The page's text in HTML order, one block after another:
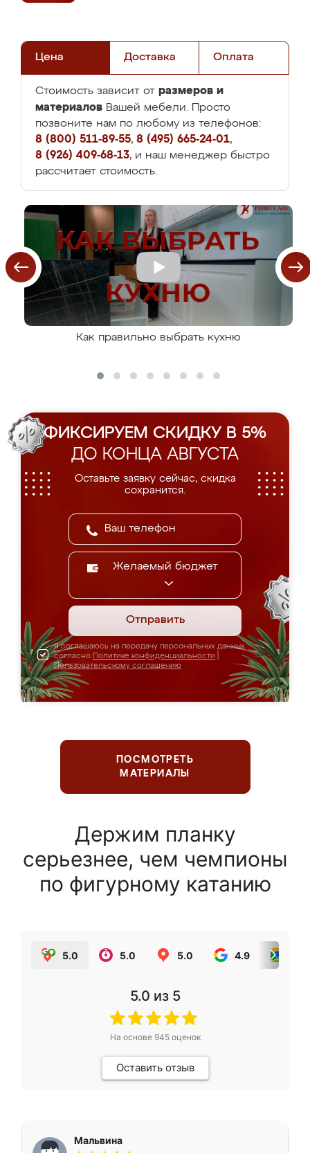
Цена Доставка Оплата
Стоимость зависит от размеров и
материалов Вашей мебели. Просто
позвоните нам по любому из телефонов:
8 (800) 511-89-55, 8 (495) 665-24-01,
8 (926) 409-68-13, и наш менеджер быстро
рассчитает стоимость.
Как правильно выбрать кухню
ФИКСИРУЕМ СКИДКУ В 5%
ДО КОНЦА АВГУСТА
Оставьте заявку сейчас, скидка
сохранится.
Желаемый бюджет
Отправить
Я соглашаюсь на передачу персональных данных
согласно Политике конфиденциальности
Пользовательскому соглашению
ПОСМОТРЕТЬ
МАТЕРИАЛЫ
Держим планку
серьезнее, чем чемпионы
по фигурному катанию
5.0 5.0 5.0 4.9
5.0 из 5
На основе 945оценок
Оставить отзыв
Мальвина